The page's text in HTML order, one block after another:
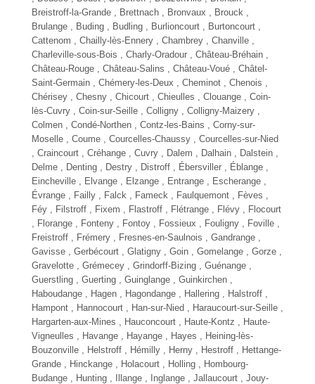
Breistroff-la-Grande , Brettnach , Bronvaux , Brouck ,
Brulange , Buding , Budling , Burlioncourt , Burtoncourt ,
Cattenom , Chailly-lès-Ennery , Chambrey , Chanville ,
Charleville-sous-Bois , Charly-Oradour , Château-Bréhain ,
Château-Rouge , Château-Salins , Château-Voué , Châtel-
Saint-Germain , Chémery-les-Deux , Cheminot , Chenois ,
Chérisey , Chesny , Chicourt , Chieulles , Clouange , Coin-
lès-Cuvry , Coin-sur-Seille , Colligny , Colligny-Maizery ,
Colmen , Condé-Northen , Contz-les-Bains , Corny-sur-
Moselle , Coume , Courcelles-Chaussy , Courcelles-sur-Nied
, Craincourt , Créhange , Cuvry , Dalem , Dalhain , Dalstein ,
Delme , Denting , Destry , Distroff , Ébersviller , Éblange ,
Eincheville , Elvange , Elzange , Entrange , Escherange ,
Évrange , Failly , Falck , Fameck Faulquemont , Fèves ,
Féy , Filstroff , Fixem , Flastroff , Flétrange , Flévy , Flocourt
Florange , Fonteny , Fontoy , Fossieux , Fouligny , Foville ,
Freistroff , Frémery , Fresnes-en-Saulnois , Gandrange ,
Gavisse , Gerbécourt , Glatigny , Goin , Gomelange , Gorze ,
Gravelotte , Grémecey , Grindorff-Bizing , Guénange
Guerstling , Guerting , Guinglange , Guinkirchen ,
Haboudange , Hagen , Hagondange , Hallering , Halstroff ,
Hampont , Hannocourt , Han-sur-Nied , Haraucourt-sur-Seille ,
Hargarten-aux-Mines , Hauconcourt , Haute-Kontz , Haute-
Vigneulles , Havange , Hayange , Hayes , Heining-lès-
Bouzonville , Helstroff , Hémilly , Herny , Hestroff , Hettange-
Grande , Hinckange , Holacourt , Holling , Hombourg-
Budange , Hunting , Illange , Inglange , Jallaucourt , Jouy-